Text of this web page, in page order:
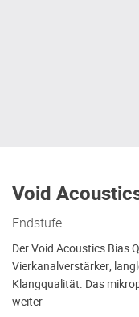
Void
Endstufe
Der Void Acoustics Bias
Vierkanalverstärker,
Klangqualität. Das
weiter